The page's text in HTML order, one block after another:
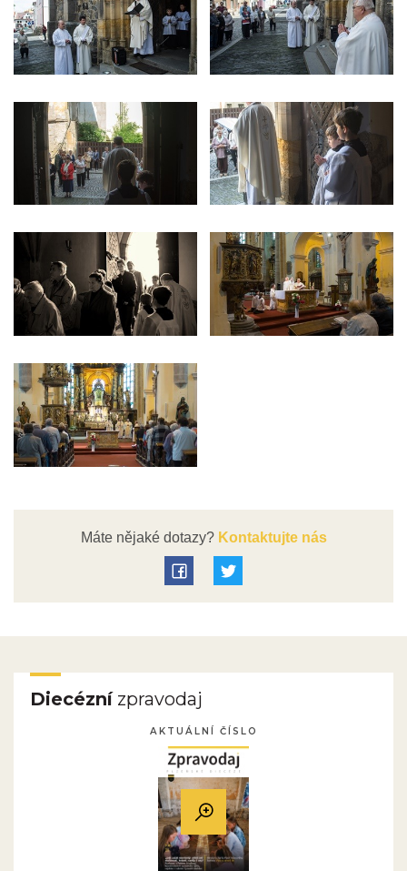
Máte nějaké dotazy?Kontaktujte nás
Diecéznízpravodaj
AKTUÁLNÍ ČÍSLO